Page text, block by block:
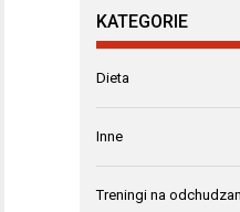
KATEGORIE
Dieta
Inne
Treningi na